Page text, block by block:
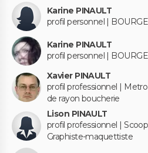
Karine PINAULT
profil personnel |
Karine PINAULT
profil personnel |
Xavier PINAULT
profil professionnel |
de rayon boucherie
Lison PINAULT
profil professionnel |
Graphiste-maquettiste